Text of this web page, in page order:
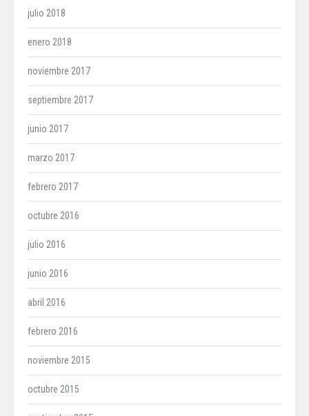
julio 2018
enero 2018
noviembre 2017
septiembre 2017
junio 2017
marzo 2017
febrero 2017
octubre 2016
julio 2016
junio 2016
abril 2016
febrero 2016
noviembre 2015
octubre 2015